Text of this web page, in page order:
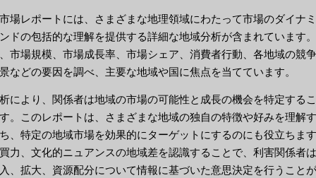
場レポートには、さまざまな地理領域にわたって市場のダイナ
ドの包括的な理解を提供する詳細な地域分析が含まれています
市場規模、市場成長率、市場シェア、消費者行動、各地域の競
などの要因を調べ、主要な地域や国に焦点を当てています。
により、関係者は地域の市場の可能性と成長の機会を特定する
。このレポートは、さまざまな地域の独自の特徴や好みを理解
、特定の地域市場を効果的にターゲットにするのにも役立ちま
力、文化的ニュアンスの地域差を認識することで、利害関係者
、拡大、資源配分について情報に基づいた意思決定を行うこと